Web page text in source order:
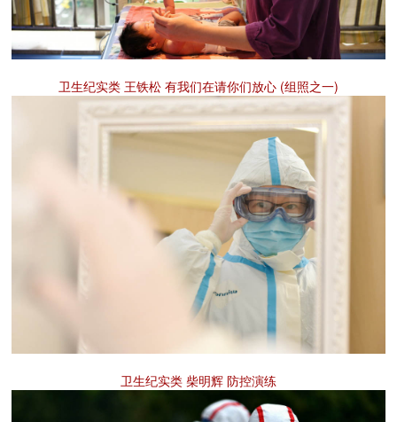
卫生纪实类 王铁松 有我们在请你们放心 (组照之一)
卫生纪实类 柴明辉 防控演练